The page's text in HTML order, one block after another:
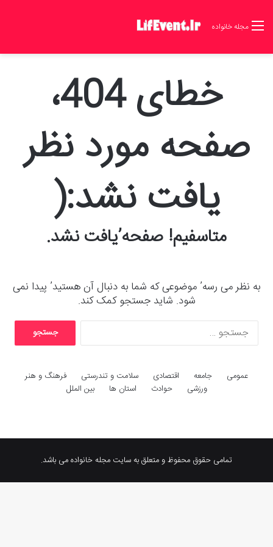
مجله خانواده
خطای 404،
صفحه مورد نظر
یافت نشد:(
متاسفیم! صفحه’یافت نشد.
به نظر می رسه’ موضوعی که شما به دنبال آن هستید’ پیدا نمی
شود. شاید جستجو کمک کند.
ب
:
عمومی جامعه اقتصادی سلامت و تندرستی
فرهنگ و هنر
ورزشی
حوادث استان ها بین الملل
تمامی حقوق محفوظ و متعلق به سایت مجله خانواده می باشد.